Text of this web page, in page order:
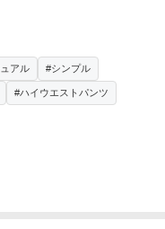
アル #シンプル
#ハイウエストパンツ